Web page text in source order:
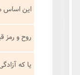
این اساس
روح و رمز
یا که